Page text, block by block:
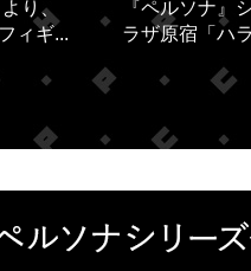
り、
ィギ...
『ペルソナ』
ラザ原宿「ハ